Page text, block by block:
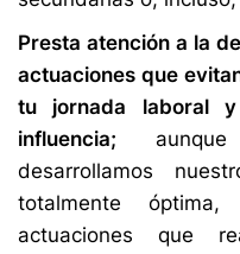
Presta atención a la
actuaciones que
tu jornada laboral
influencia;
desarrollamos
totalmente
actuaciones que